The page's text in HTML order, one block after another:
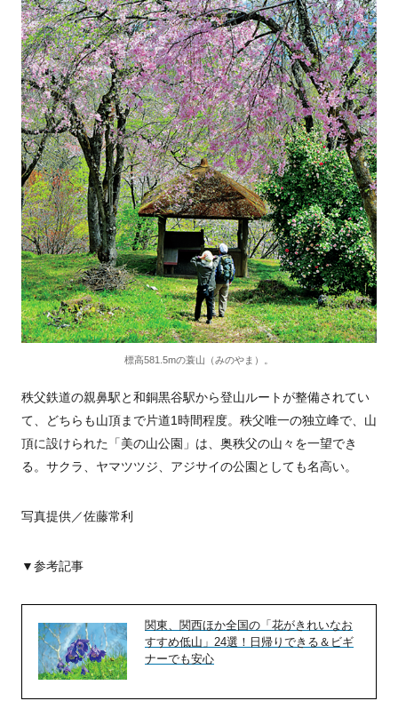
標高581.5mの蓑山（みのやま）。
秩父鉄道の親鼻駅と和銅黒谷駅から登山ルートが整備されてい
て、どちらも山頂まで片道1時間程度。秩父唯一の独立峰で、山
頂に設けられた「美の山公園」は、奥秩父の山々を一望でき
る。サクラ、ヤマツツジ、アジサイの公園としても名高い。
写真提供／佐藤常利
▼参考記事
関東、関西ほか全国の「花がきれいなお
すすめ低山」24選！日帰りできる＆ビギ
ナーでも安心